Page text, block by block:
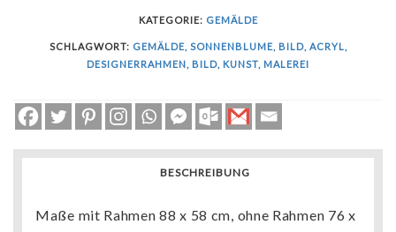
KATEGORIE: GEMÄLDE
SCHLAGWORT: GEMÄLDE, SONNENBLUME, BILD, ACRYL,
DESIGNERRAHMEN, BILD, KUNST, MALEREI
BESCHREIBUNG
Maße mit Rahmen 88 x 58 cm, ohne Rahmen 76 x